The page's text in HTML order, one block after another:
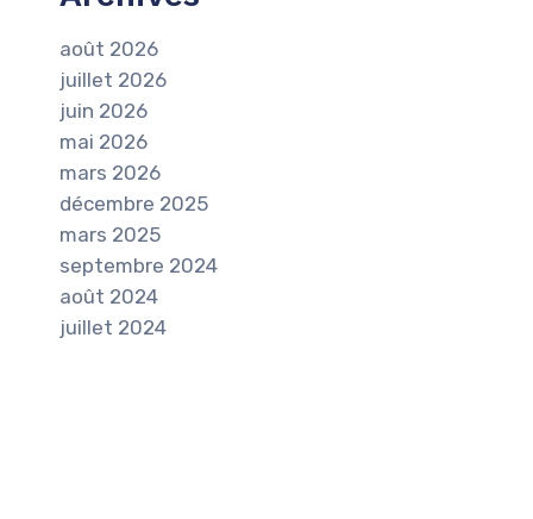
août 2026
juillet 2026
juin 2026
mai 2026
mars 2026
décembre 2025
mars 2025
septembre 2024
août 2024
juillet 2024